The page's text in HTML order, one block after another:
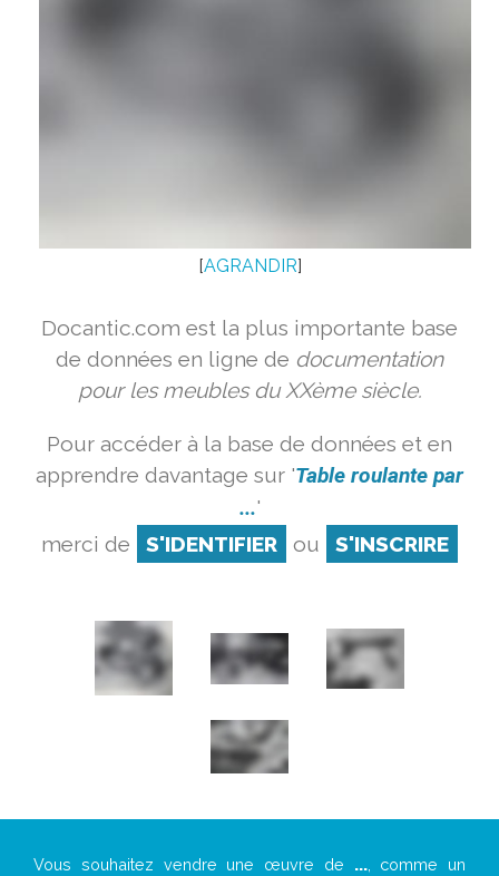
[AGRANDIR]
Docantic.com est la plus importante base
de données en ligne de documentation
pour les meubles du XXème siècle.
Pour accéder à la base de données et en
apprendre davantage sur 'Table roulante par
...'
merci de
S'IDENTIFIER ou S'INSCRIRE
Vous souhaitez vendre une œuvre de ..., comme un